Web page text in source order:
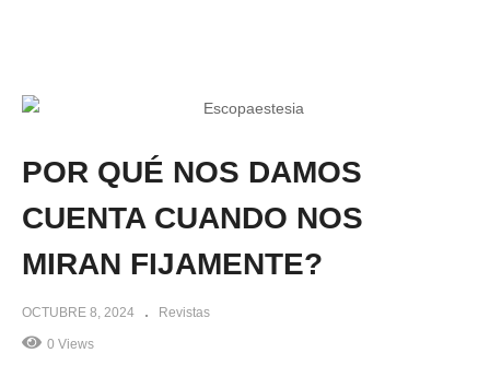
POR QUÉ NOS DAMOS
CUENTA CUANDO NOS
MIRAN FIJAMENTE?
OCTUBRE 8, 2024 Revistas
0 Views